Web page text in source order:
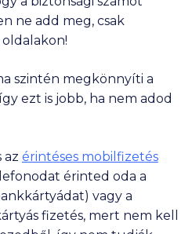
ne add meg, csak
szintén megkönnyíti a
ezt is jobb, ha nem adod
az érintéses mobilfizetés
érinted oda a
vagy a
fizetés, mert nem kell